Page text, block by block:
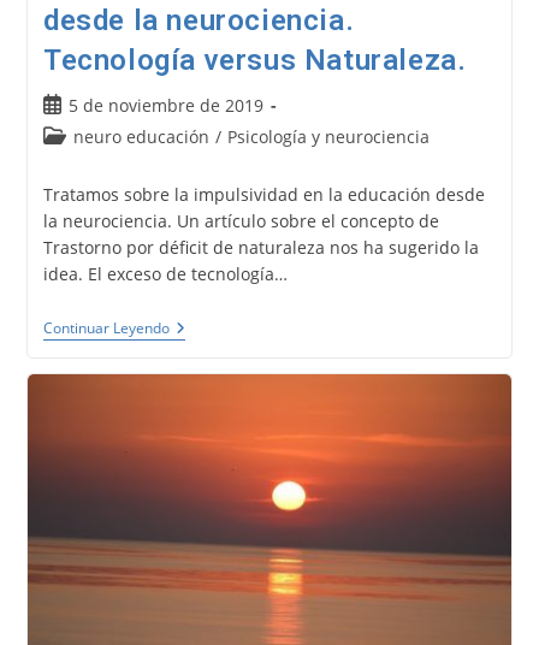
desde la neurociencia.
Tecnología versus Naturaleza.
Publicación
de
5 de noviembre de 2019
Categoría
la
entrada:
neuro educación / Psicología y neurociencia
Tratamos sobre la impulsividad en la educación desde
la neurociencia. Un artículo sobre el concepto de
Trastorno por déficit de naturaleza nos ha sugerido la
idea. El exceso de tecnología…
Continuar LeyendoImpulsividad
En
Neurociencia.
Tecnología
Naturaleza.